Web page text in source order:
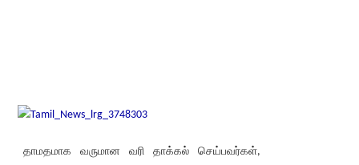
தாமதமாக வருமான வரி தாக்கல் செய்பவர்கள்,